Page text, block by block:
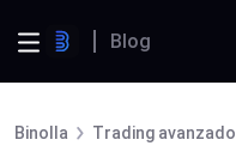
Blog
Binolla Trading avanzado